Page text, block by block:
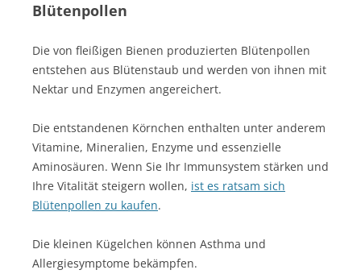
Blütenpollen
Die von fleißigen Bienen produzierten Blütenpollen
entstehen aus Blütenstaub und werden von ihnen mit
Nektar und Enzymen angereichert.
Die entstandenen Körnchen enthalten unter anderem
Vitamine, Mineralien, Enzyme und essenzielle
Aminosäuren. Wenn Sie Ihr Immunsystem stärken und
Ihre Vitalität steigern wollen, ist es ratsam sich
Blütenpollen zu kaufen.
Die kleinen Kügelchen können Asthma und
Allergiesymptome bekämpfen.